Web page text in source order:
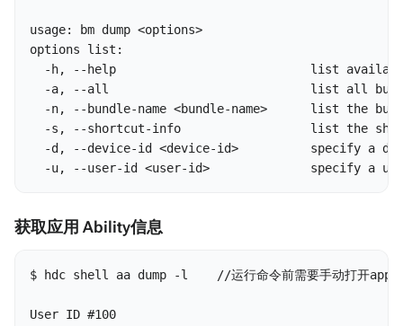
usage: bm dump <options>
options list:
-h, --help                           list
-a, --all                            list all
-n, --bundle-name <bundle-name>      list the
-s, --shortcut-info                  list the
-d, --device-id <device-id>          specify a
-u, --user-id <user-id>              specify a
获取应用 Ability信息
$ hdc shell aa dump -l    //运行命令前需要手动打开app
User ID #100